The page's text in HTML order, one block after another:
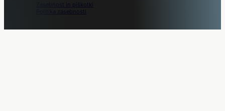
Zasebnost in piškotki
Politika zasebnosti